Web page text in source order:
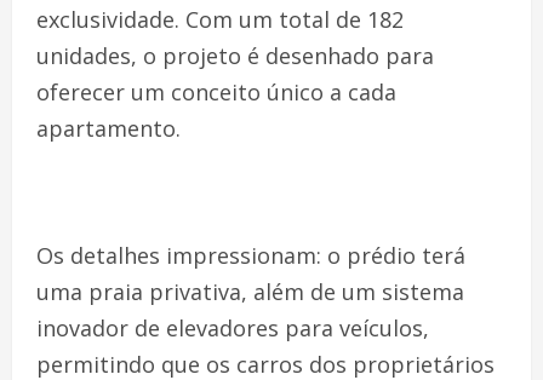
exclusividade. Com um total de 182
unidades, o projeto é desenhado para
oferecer um conceito único a cada
apartamento.
Os detalhes impressionam: o prédio terá
uma praia privativa, além de um sistema
inovador de elevadores para veículos,
permitindo que os carros dos proprietários